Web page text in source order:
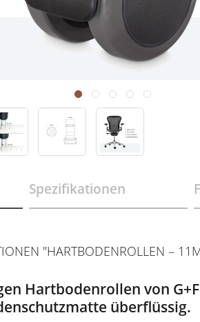
Spezifikationen
"HARTBODENROLLEN –
Hartbodenrollen von
überflüssig.